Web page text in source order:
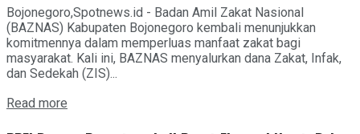
Bojonegoro,Spotnews.id - Badan Amil Zakat Nasional
(BAZNAS) Kabupaten Bojonegoro kembali menunjukkan
komitmennya dalam memperluas manfaat zakat bagi
masyarakat. Kali ini, BAZNAS menyalurkan dana Zakat, Infak,
dan Sedekah (ZIS)...
Read more